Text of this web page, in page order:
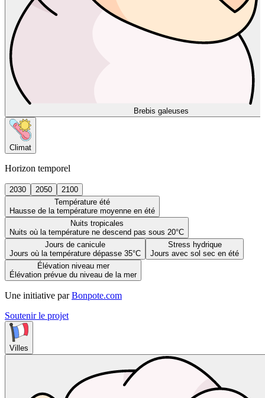
Brebis galeuses
Climat
Horizon temporel
2030 2050
2100
Température été
Hausse de la température moyenne en été
Nuits tropicales
Nuits où la température ne descend pas sous 20°C
Jours de canicule
Jours où la température dépasse 35°C
Stress hydrique
Jours avec sol sec en été
Élévation niveau mer
Élévation prévue du niveau de la mer
Une initiative par Bonpote.com
Soutenir le projet
Villes